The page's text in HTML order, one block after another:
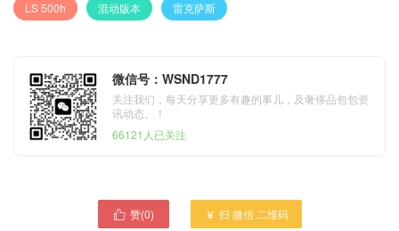
LS 500h 混动版本 雷克萨斯
微信号：WSND1777
关注我们，每天分享更多有趣的事儿，及奢侈品包包资
讯动态。！
66121人已关注
 赞(0)  扫 微信 二维码